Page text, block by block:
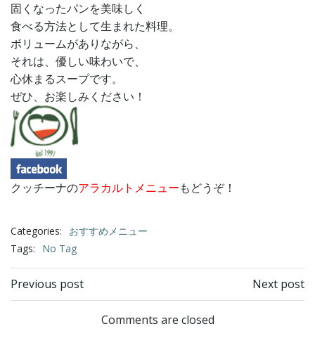
固くなったパンを美味しく
食べる方法として生まれた料理。
ボリュームがありながら、
それは、優しい味わいで、
心休まるスープです。
ぜひ、お楽しみください！
クッチーナのアラカルトメニューもどうぞ！
Categories:
おすすめメニュー
Tags:
No Tag
Post
navigation
Previous post
navigation
Next post
Comments are closed